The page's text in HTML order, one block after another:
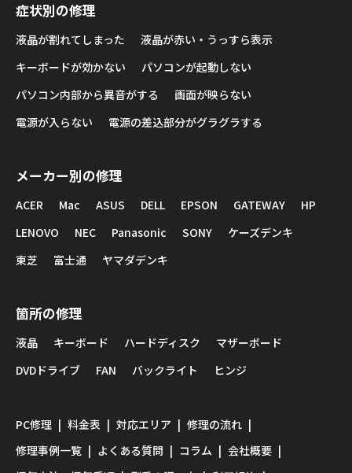
症状別の修理
液晶が割れてしまった
液晶が赤い・うっすら表示
キーボードが効かない
パソコンが起動しない
パソコン内部から異音がする
画面が映らない
電源が入らない
電源の差込部分がグラグラする
メーカー別の修理
ACER Mac ASUS DELL EPSON GATEWAY
HP
LENOVO
NEC Panasonic SONY
ケーズデンキ
東芝
富士通 ヤマダデンキ
箇所の修理
液晶 キーボード ハードディスク
マザーボード
DVDドライブ
FAN バックライト ヒンジ
PC修理 料金表 対応エリア
修理の流れ
修理事例一覧
よくある質問 コラム
会社概要